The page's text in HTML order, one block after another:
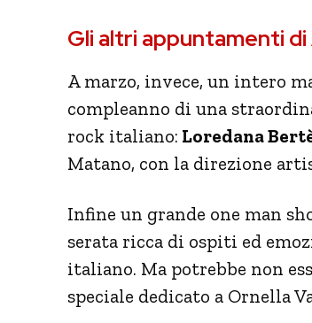
Gli altri appuntamenti
A marzo, invece, un intero
compleanno di una
rock italiano: Loredana
Matano, con la direzione
Infine un grande one man
serata ricca di ospiti ed
italiano. Ma potrebbe non
speciale dedicato a Ornella